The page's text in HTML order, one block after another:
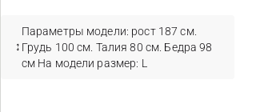
Параметры модели: рост 187 см.
Грудь 100 см. Талия 80 см. Бедра 98
см На модели размер: L